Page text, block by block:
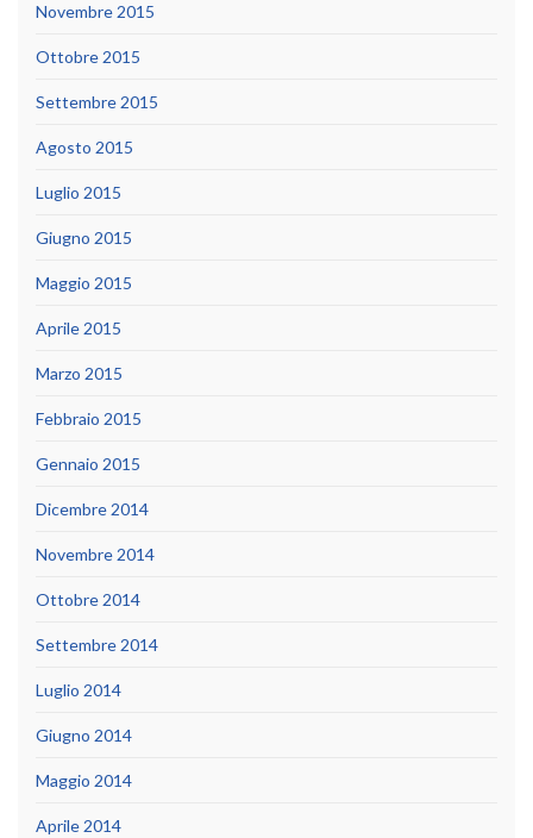
Novembre 2015
Ottobre 2015
Settembre 2015
Agosto 2015
Luglio 2015
Giugno 2015
Maggio 2015
Aprile 2015
Marzo 2015
Febbraio 2015
Gennaio 2015
Dicembre 2014
Novembre 2014
Ottobre 2014
Settembre 2014
Luglio 2014
Giugno 2014
Maggio 2014
Aprile 2014